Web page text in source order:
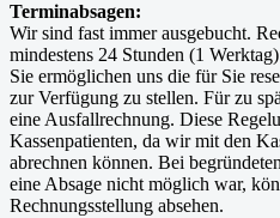
Terminabsagen:
Wir sind fast immer ausgebucht.
mindestens 24 Stunden (1
Sie ermöglichen uns die für Sie
zur Verfügung zu stellen. Für zu
eine Ausfallrechnung. Diese
Kassenpatienten, da wir mit den
abrechnen können. Bei
eine Absage nicht möglich war,
Rechnungsstellung absehen.